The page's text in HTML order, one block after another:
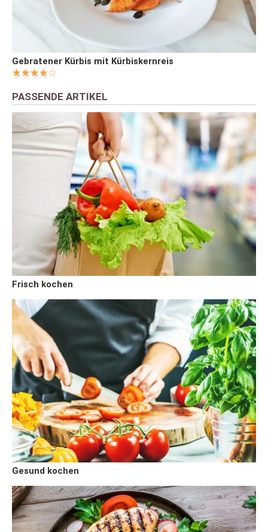
Gebratener Kürbis mit Kürbiskernreis
PASSENDE ARTIKEL
Frisch kochen
Gesund kochen